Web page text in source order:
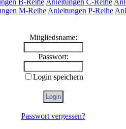
B-Reihe Anleitungen C-Reihe
M-Reihe Anleitungen P-Reihe
Mitgliedsname:
Passwort:
Login speichern
Passwort vergessen?